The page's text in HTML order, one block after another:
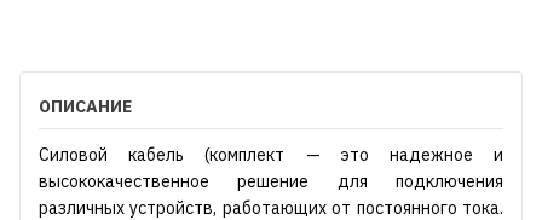
ОПИСАНИЕ
Силовой кабель (комплект — это надежное и
высококачественное решение для подключения
различных устройств, работающих от постоянного тока.